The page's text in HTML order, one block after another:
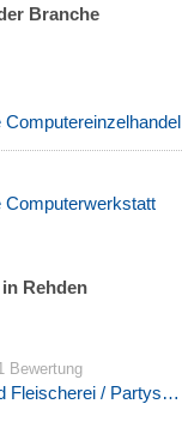
Branche
Computerwerkstatt
Rehden
Bewertung
Gieseke Bernd Fleischerei / Partyservice